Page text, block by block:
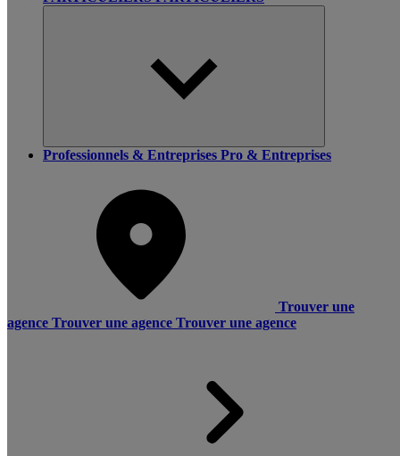
Professionnels & Entreprises Pro & Entreprises
Trouver une
agence Trouver une agence Trouver une agence